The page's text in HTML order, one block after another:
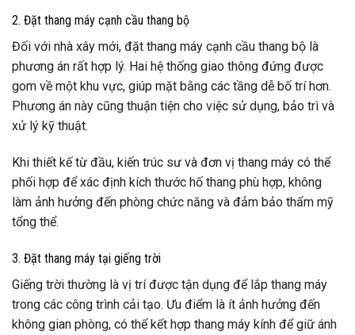
2. Đặt thang máy cạnh cầu thang bộ
Đối với nhà xây mới, đặt thang máy cạnh cầu thang bộ là
phương án rất hợp lý. Hai hệ thống giao thông đứng được
gom về một khu vực, giúp mặt bằng các tầng dễ bố trí hơn.
Phương án này cũng thuận tiện cho việc sử dụng, bảo trì và
xử lý kỹ thuật.
Khi thiết kế từ đầu, kiến trúc sư và đơn vị thang máy có thể
phối hợp để xác định kích thước hố thang phù hợp, không
làm ảnh hưởng đến phòng chức năng và đảm bảo thẩm mỹ
tổng thể.
3. Đặt thang máy tại giếng trời
Giếng trời thường là vị trí được tận dụng để lắp thang máy
trong các công trình cải tạo. Ưu điểm là ít ảnh hưởng đến
không gian phòng, có thể kết hợp thang máy kính để giữ ánh